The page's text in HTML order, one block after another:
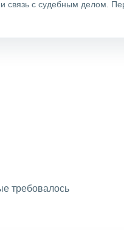
связь с судебным делом.
требовалось